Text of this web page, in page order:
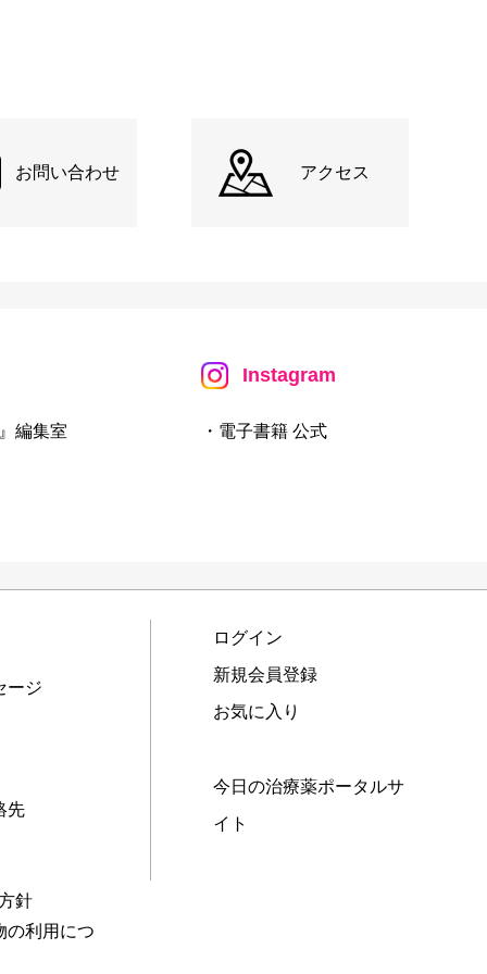
お問い合わせ アクセス
編集室
Instagram
・電子書籍 公式
ージ
先
針
の利用につ
ログイン
新規会員登録
お気に入り
今日の治療薬ポータルサ
イト